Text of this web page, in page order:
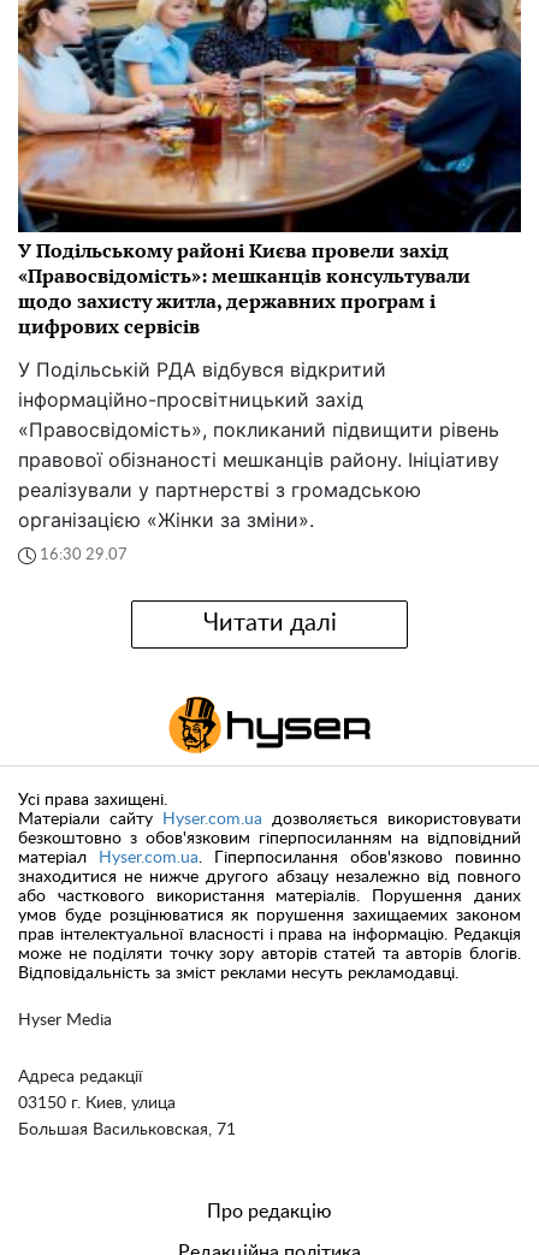
У Подільському районі Києва провели захід
«Правосвідомість»: мешканців консультували
щодо захисту житла, державних програм і
цифрових сервісів
У Подільській РДА відбувся відкритий
інформаційно-просвітницький захід
«Правосвідомість», покликаний підвищити рівень
правової обізнаності мешканців району. Ініціативу
реалізували у партнерстві з громадською
організацією «Жінки за зміни».
16:30 29.07
Читати далі
Hyser Media
Адреса редакції
03150 г. Киев, улица
Большая Васильковская, 71
Усі права захищені.
Матеріали сайту
Hyser.com.ua дозволяється використовувати
безкоштовно з обов'язковим гіперпосиланням на відповідний
матеріал
Hyser.com.ua . Гіперпосилання обов'язково повинно
знаходитися не нижче другого абзацу незалежно від повного
або часткового використання матеріалів. Порушення даних
умов буде розцінюватися як порушення захищаемих законом
прав інтелектуальної власності і права на інформацію. Редакція
може не поділяти точку зору авторів статей та авторів блогів.
Відповідальність за зміст реклами несуть рекламодавці.
Про редакцію